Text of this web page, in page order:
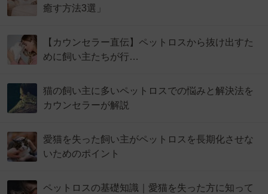
癒す方法3選」
【カウンセラー直伝】ペットロスから抜け出すた
めに飼い主たちが行…
猫の飼い主に多いペットロスでの悩みと解決法を
カウンセラーが解説
愛猫を失った飼い主がペットロスを長期化させな
いためのポイント
ペットロスの基礎知識｜愛猫を失った方に知って